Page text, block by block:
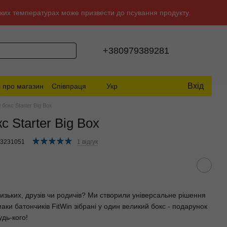
температурах може призвести до псування продукту.
+380979389281
про магазин Співпраця Укр Вхід
бокс Starter Big Box
Starter Big Box
1 відгук
друзів чи родичів? Ми створили універсальне рішення
батончиків FitWin зібрані у один великий бокс - подарунок
кого!